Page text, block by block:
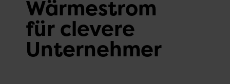
Wärmestrom
für clevere
Unternehmer